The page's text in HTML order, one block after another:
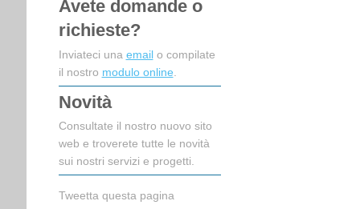
Avete domande o
richieste?
Inviateci una emailo compilate
il nostro modulo online
Novità
Consultate il nostro nuovo sito
web e troverete tutte le novità
sui nostri servizi e progetti.
Tweetta questa pagina